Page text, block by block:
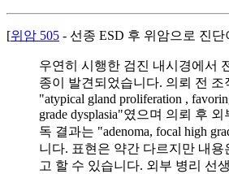
[위암 505 - 선종 ESD 후 위암으로 진
우연히 시행한 검진 내시경에서
종이 발견되었습니다. 의뢰 전 조
"atypical gland proliferation ,
grade dysplasia"였으며 의뢰 후
독 결과는 "adenoma, focal high
니다. 표현은 약간 다르지만 내용
고 할 수 있습니다. 외부 병리 선